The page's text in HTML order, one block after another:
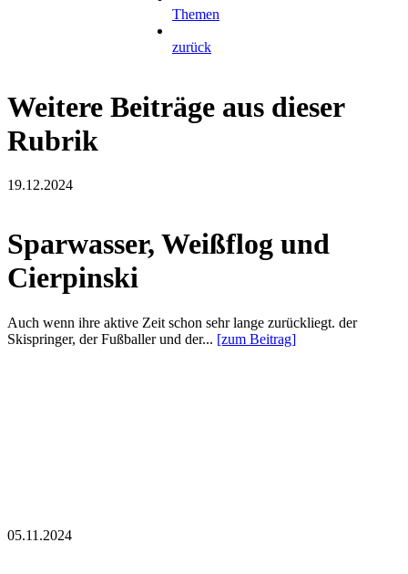
Themen
zurück
Weitere Beiträge aus dieser
Rubrik
19.12.2024
Sparwasser, Weißflog und
Cierpinski
Auch wenn ihre aktive Zeit schon sehr lange zurückliegt. der
Skispringer, der Fußballer und der... [zum Beitrag]
05.11.2024